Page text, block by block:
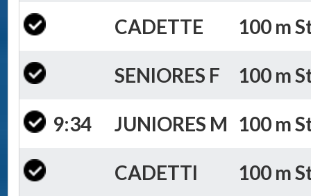
CADETTE 100 m
SENIORES F 100 m
9:34 JUNIORES M 100 m
CADETTI 100 m